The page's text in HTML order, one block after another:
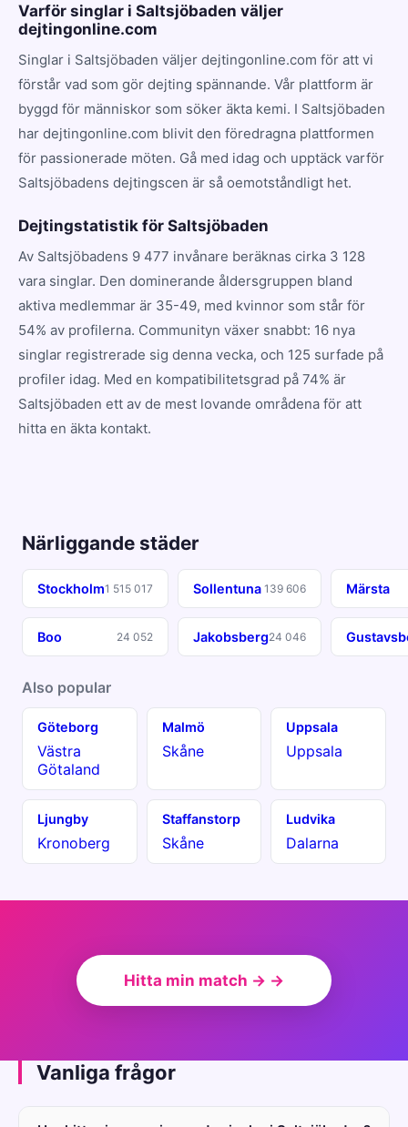
Varför singlar i Saltsjöbaden väljer
dejtingonline.com
Singlar i Saltsjöbaden väljer dejtingonline.com för att vi
förstår vad som gör dejting spännande. Vår plattform är
byggd för människor som söker äkta kemi. I Saltsjöbaden
har dejtingonline.com blivit den föredragna plattformen
för passionerade möten. Gå med idag och upptäck varför
Saltsjöbadens dejtingscen är så oemotståndligt het.
Dejtingstatistik för Saltsjöbaden
Av Saltsjöbadens 9 477 invånare beräknas cirka 3 128
vara singlar. Den dominerande åldersgruppen bland
aktiva medlemmar är 35-49, med kvinnor som står för
54% av profilerna. Communityn växer snabbt: 16 nya
singlar registrerade sig denna vecka, och 125 surfade på
profiler idag. Med en kompatibilitetsgrad på 74% är
Saltsjöbaden ett av de mest lovande områdena för att
hitta en äkta kontakt.
Närliggande städer
Stockholm1 515 017 Sollentuna 139 606 Märsta
Boo 24 052 Jakobsberg24 046
Also popular
Göteborg
Västra
Götaland
Malmö
Skåne
Uppsala
Uppsala
Ljungby
Kronoberg
Staffanstorp
Skåne
Ludvika
Dalarna
Hitta min match → →
Vanliga frågor